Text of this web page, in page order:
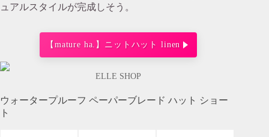
ュアルスタイルが完成しそう。
【mature ha.】ニットハット linen
ELLE SHOP
ウォータープルーフ ペーパーブレード ハット ショー
ト